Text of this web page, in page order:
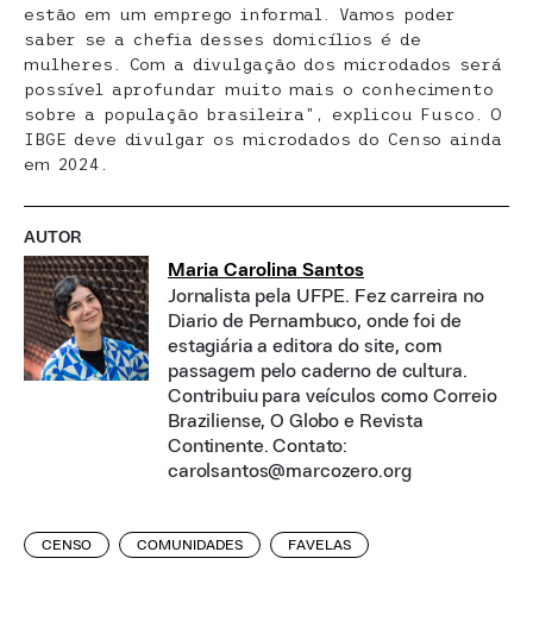
estão em um emprego informal. Vamos poder
saber se a chefia desses domicílios é de
mulheres. Com a divulgação dos microdados será
possível aprofundar muito mais o conhecimento
sobre a população brasileira”, explicou Fusco. O
IBGE deve divulgar os microdados do Censo ainda
em 2024.
AUTOR
Maria Carolina Santos
Jornalista pela UFPE. Fez carreira no
Diario de Pernambuco, onde foi de
estagiária a editora do site, com
passagem pelo caderno de cultura.
Contribuiu para veículos como Correio
Braziliense, O Globo e Revista
Continente. Contato:
carolsantos@marcozero.org
CENSO COMUNIDADES FAVELAS